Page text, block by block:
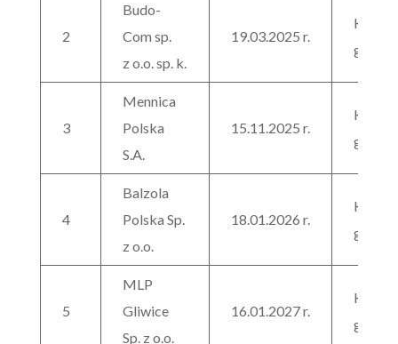
2
Budo-
Com sp.
z o.o. sp. k.
19.03.2025 r.
Kaucje
3
Mennica
Polska
S.A.
15.11.2025 r.
Kaucje
4
Balzola
Polska Sp.
z o.o.
18.01.2026 r.
Kaucje
5
MLP
Gliwice
Sp. z o.o.
16.01.2027 r.
Kaucje